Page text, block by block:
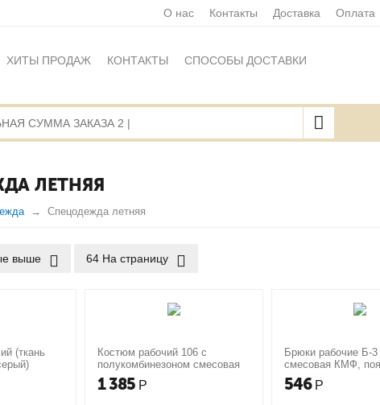
О нас Контакты Доставка Оплата
ХИТЫ ПРОДАЖ КОНТАКТЫ СПОСОБЫ ДОСТАВКИ
КАРТА САЙТА
ЛЕТНЯЯ
Спецодежда летняя
выше 64 На страницу
(ткань
Костюм рабочий 106 с
полукомбинезоном смесовая
1 385 Р
Брюки рабочие Б-3
смесовая КМФ,
резинке)
546 Р